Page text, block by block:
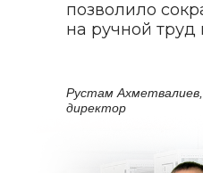
позволило
на ручной труд
Рустам
директор